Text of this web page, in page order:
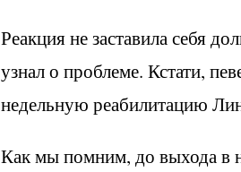
Реакция не заставила себя
узнал о проблеме. Кстати,
недельную реабилитацию
Как мы помним, до выхода в